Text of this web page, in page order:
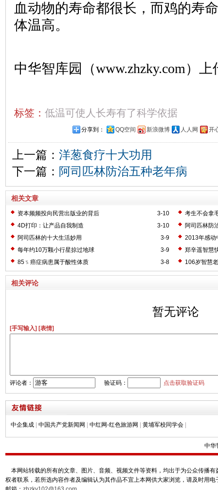
血动物的寿命都很长，而鸡的寿
体温高。
中华智库园（www.zhzky.com）上
标签： 低温可使人长寿有了科学依据
分享到： QQ空间 新浪微博 人人网 开
上一篇： 洋葱食疗十大功用
下一篇： 阿司匹林防治五种老年病
相关文章
3-10
资本频频投向民营出版业的背后
考生不会拿
3-10
4D打印：让产品自我制造
阿司匹林防
3-9
阿司匹林的十大生活妙用
2013年感动
3-9
每年约10万颗小行星掠过地球
郑辛遥智慧
3-8
85﹪癌症病患属于酸性体质 106岁智慧
相关评论
暂无评论
[手写输入] [表情]
评论者： 验证码： 点击获取验证码
中企集成 中国共产党新闻网 中红网-红色旅游网 黄埔军校同学会
中华
本网站转载的所有的文章、图片、音频、视频文件等资料，均出于为公众传播
权者联系，若所选内容作者及编辑认为其作品不宜上本网供大家浏览，请及时用